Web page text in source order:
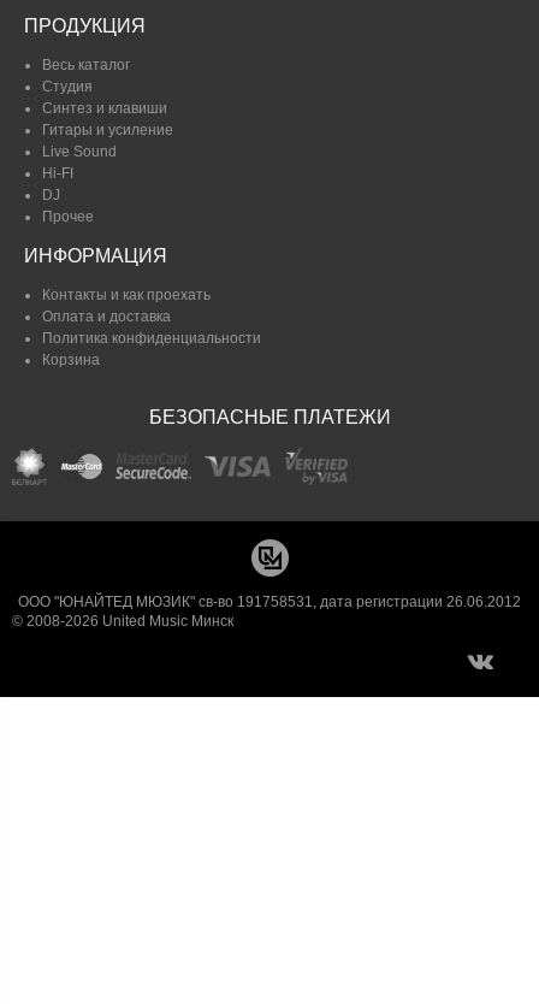
ПРОДУКЦИЯ
Весь каталог
Студия
Синтез и клавиши
Гитары и усиление
Live Sound
Hi-FI
DJ
Прочее
ИНФОРМАЦИЯ
Контакты и как проехать
Оплата и доставка
Политика конфиденциальности
Корзина
БЕЗОПАСНЫЕ ПЛАТЕЖИ
ООО "ЮНАЙТЕД МЮЗИК" св-во 191758531, дата регистрации 26.06.2012
© 2008-2026 United Music Минск